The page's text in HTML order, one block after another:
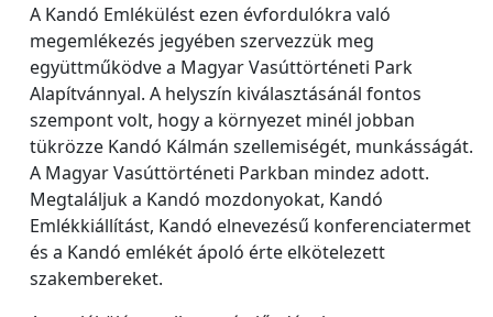
A Kandó Emlékülést ezen évfordulókra való
megemlékezés jegyében szervezzük meg
együttműködve a Magyar Vasúttörténeti Park
Alapítvánnyal. A helyszín kiválasztásánál fontos
szempont volt, hogy a környezet minél jobban
tükrözze Kandó Kálmán szellemiségét, munkásságát.
A Magyar Vasúttörténeti Parkban mindez adott.
Megtaláljuk a Kandó mozdonyokat, Kandó
Emlékkiállítást, Kandó elnevezésű konferenciatermet
és a Kandó emlékét ápoló érte elkötelezett
szakembereket.